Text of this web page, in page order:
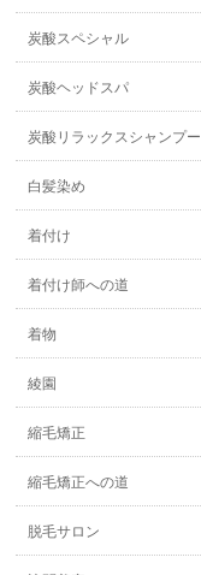
炭酸スペシャル
炭酸ヘッドスパ
炭酸リラックスシャンプー
白髪染め
着付け
着付け師への道
着物
綾園
縮毛矯正
縮毛矯正への道
脱毛サロン